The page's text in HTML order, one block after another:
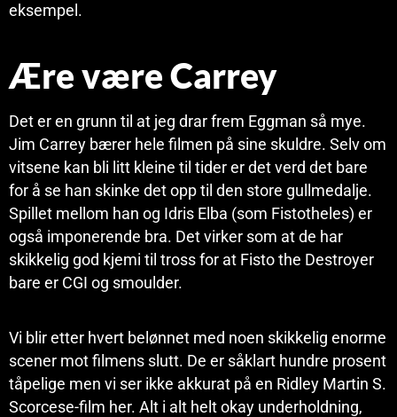
eksempel.
Ære være Carrey
Det er en grunn til at jeg drar frem Eggman så mye.
Jim Carrey bærer hele filmen på sine skuldre. Selv om
vitsene kan bli litt kleine til tider er det verd det bare
for å se han skinke det opp til den store gullmedalje.
Spillet mellom han og Idris Elba (som Fistotheles) er
også imponerende bra. Det virker som at de har
skikkelig god kjemi til tross for at Fisto the Destroyer
bare er CGI og smoulder.
Vi blir etter hvert belønnet med noen skikkelig enorme
scener mot filmens slutt. De er såklart hundre prosent
tåpelige men vi ser ikke akkurat på en Ridley Martin S.
Scorcese-film her. Alt i alt helt okay underholdning,